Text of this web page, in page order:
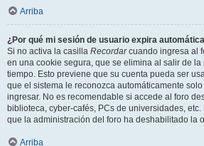
Arriba
¿Por qué mi sesión de usuario expira
Si no activa la casilla Recordarcuando ingresa al
en una cookie segura, que se elimina al salir de
tiempo. Esto previene que su cuenta pueda ser
que el sistema le reconozca automáticamente
ingresar. No es recomendable si accede al foro
biblioteca, cyber-cafés, PCs de universidades,
que la administración del foro ha deshabilitado la
Arriba